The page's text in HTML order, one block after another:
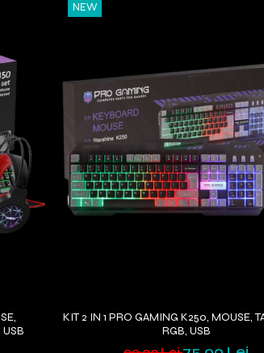
USB
NEW
KIT 2 IN 1 PRO GAMING K250, MOUSE,
RGB, USB